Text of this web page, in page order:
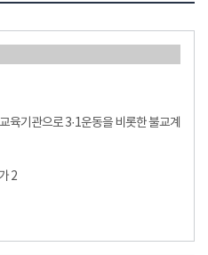
육기관으로 3·1운동을 비롯한 불교계
2